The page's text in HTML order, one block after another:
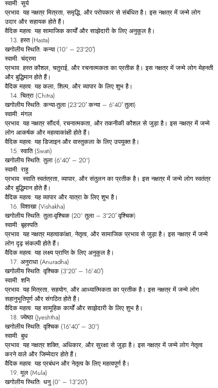
स्वामी: सूर्य
प्रभाव: यह नक्षत्र मित्रता, समृद्धि, और परोपकार से संबंधित है। इस नक्षत्र में जन्मे लोग
उदार और सहायक होते हैं।
वैदिक महत्व: यह सामाजिक कार्यों और साझेदारी के लिए अनुकूल है।
हस्त (Hasta)
खगोलीय स्थिति: कन्या (10° – 23°20′)
स्वामी: चंद्रमा
प्रभाव: हस्त कौशल, चतुराई, और रचनात्मकता का प्रतीक है। इस नक्षत्र में जन्मे लोग मेहनती
और बुद्धिमान होते हैं।
वैदिक महत्व: यह कला, शिल्प, और व्यापार के लिए शुभ है।
चित्रा (Chitra)
खगोलीय स्थिति: कन्या-तुला (23°20′ कन्या – 6°40′ तुला)
स्वामी: मंगल
प्रभाव: यह नक्षत्र सौंदर्य, रचनात्मकता, और तकनीकी कौशल से जुड़ा है। इस नक्षत्र में जन्मे
लोग आकर्षक और महत्वाकांक्षी होते हैं।
वैदिक महत्व: यह डिजाइन और वास्तुकला के लिए उपयुक्त है।
स्वाति (Swati)
खगोलीय स्थिति: तुला (6°40′ – 20°)
स्वामी: राहु
प्रभाव: स्वाति स्वतंत्रता, व्यापार, और संतुलन का प्रतीक है। इस नक्षत्र में जन्मे लोग स्वतंत्र
और बुद्धिमान होते हैं।
वैदिक महत्व: यह व्यापार और यात्रा के लिए शुभ है।
विशाखा (Vishakha)
खगोलीय स्थिति: तुला-वृश्चिक (20° तुला – 3°20′ वृश्चिक)
स्वामी: बृहस्पति
प्रभाव: यह नक्षत्र महत्वाकांक्षा, नेतृत्व, और सामाजिक प्रभाव से जुड़ा है। इस नक्षत्र में जन्मे
लोग दृढ़ संकल्पी होते हैं।
वैदिक महत्व: यह लक्ष्य प्राप्ति के लिए अनुकूल है।
अनुराधा (Anuradha)
खगोलीय स्थिति: वृश्चिक (3°20′ – 16°40′)
स्वामी: शनि
प्रभाव: यह मित्रता, सहयोग, और आध्यात्मिकता का प्रतीक है। इस नक्षत्र में जन्मे लोग
सहानुभूतिपूर्ण और संगठित होते हैं।
वैदिक महत्व: यह सामूहिक कार्यों और साझेदारी के लिए शुभ है।
ज्येष्ठा (Jyeshtha)
खगोलीय स्थिति: वृश्चिक (16°40′ – 30°)
स्वामी: बुध
प्रभाव: यह नक्षत्र शक्ति, अधिकार, और सुरक्षा से जुड़ा है। इस नक्षत्र में जन्मे लोग नेतृत्व
करने वाले और जिम्मेदार होते हैं।
वैदिक महत्व: यह प्रबंधन और नेतृत्व के लिए महत्वपूर्ण है।
मूल (Mula)
खगोलीय स्थिति: धनु (0° – 13°20′)